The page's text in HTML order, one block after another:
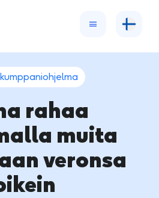
rahaa
muita
veronsa